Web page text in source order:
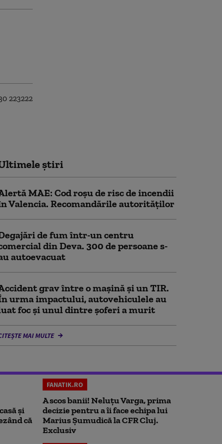
știri
MAE: Cod roșu de risc de incendii
Valencia. Recomandările autorităților
de fum într-un centru
din Deva. 300 de persoane s-
autoevacuat
grav între o mașină și un TIR.
urma impactului, autovehiculele au
foc și unul dintre șoferi a murit
MAI MULTE
și
că
FANATIK.RO
A scos banii! Neluțu Varga, prima
decizie pentru a îi face echipa lui
Marius Șumudică la CFR Cluj.
Exclusiv